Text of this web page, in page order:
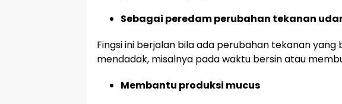
Sebagai peredam perubahan tekanan
Fingsi ini berjalan bila ada perubahan tekanan yang
mendadak, misalnya pada waktu bersin atau
Membantu produksi mucus